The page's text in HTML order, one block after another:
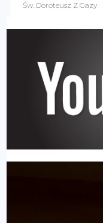
Św. Doroteusz Z Gazy